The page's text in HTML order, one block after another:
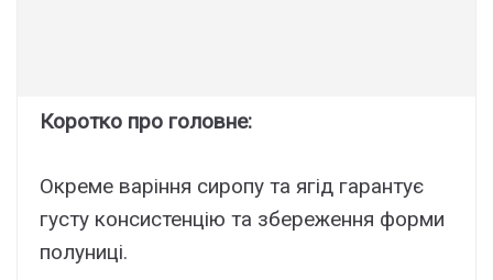
Коротко про головне:
Окреме варіння сиропу та ягід гарантує
густу консистенцію та збереження форми
полуниці.